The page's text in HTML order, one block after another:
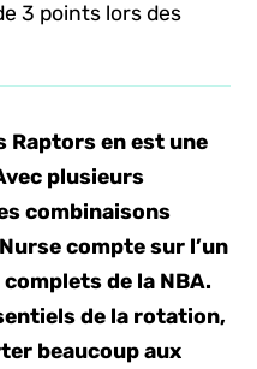
3 points lors des
Raptors en est une
plusieurs
combinaisons
compte sur l’un
de la NBA.
de la rotation,
beaucoup aux